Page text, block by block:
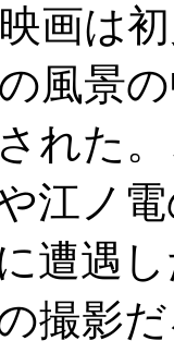
画は
風景
れた
江ノ
遭遇
撮影